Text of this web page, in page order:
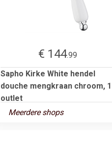
€ 144.99
Sapho Kirke White hendel
douche mengkraan chroom, 1
outlet
Meerdere shops